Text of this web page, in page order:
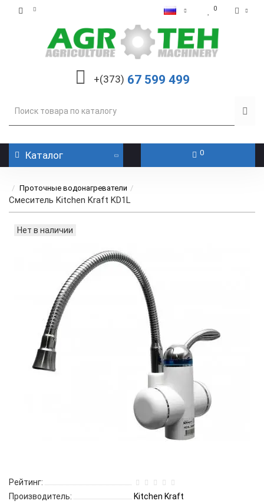
0
+(373) 67 599 499
Каталог 0
Проточные водонагреватели
Смеситель Kitchen Kraft KD1L
Нет в наличии
Рейтинг:
Производитель:
Kitchen Kraft